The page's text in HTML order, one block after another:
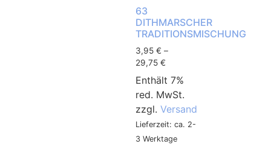
63
DITHMARSCHER
TRADITIONSMISCHUNG
3,95 € –
29,75 €
Enthält 7%
red. MwSt.
zzgl. Versand
Lieferzeit: ca. 2-
3 Werktage